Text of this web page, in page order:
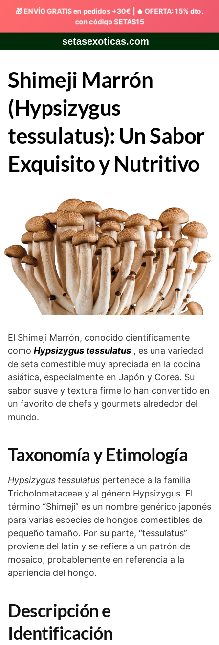
to
setasexoticas.com
Shimeji Marrón
(Hypsizygus
tessulatus): Un Sabor
Exquisito y Nutritivo
El Shimeji Marrón, conocido científicamente
como Hypsizygus tessulatus , es una variedad
de seta comestible muy apreciada en la cocina
asiática, especialmente en Japón y Corea. Su
sabor suave y textura firme lo han convertido en
un favorito de chefs y gourmets alrededor del
mundo.
Taxonomía y Etimología
Hypsizygus tessulatus pertenece a la familia
Tricholomataceae y al género Hypsizygus. El
término “Shimeji” es un nombre genérico japonés
para varias especies de hongos comestibles de
pequeño tamaño. Por su parte, “tessulatus”
proviene del latín y se refiere a un patrón de
mosaico, probablemente en referencia a la
apariencia del hongo.
Descripción e
Identificación